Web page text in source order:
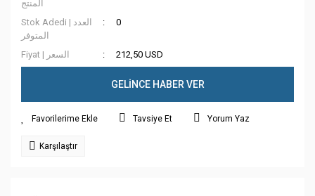
المنتج
Stok Adedi | العدد
المتوفر
0
Fiyat | السعر 212,50 USD
GELİNCE HABER VER
Tavsiye Et Yorum Yaz
Karşılaştır